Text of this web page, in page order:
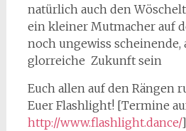
natürlich auch den
ein kleiner Mutmacher auf
noch ungewiss scheinende,
glorreiche Zukunft sein
Euch allen auf den Rängen
Euer Flashlight! [Termine
http://www.flashlight.dance/